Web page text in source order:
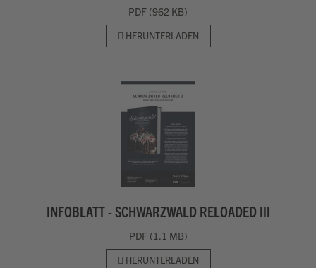
PDF (962 KB)
HERUNTERLADEN
INFOBLATT - SCHWARZWALD RELOADED III
PDF (1.1 MB)
HERUNTERLADEN